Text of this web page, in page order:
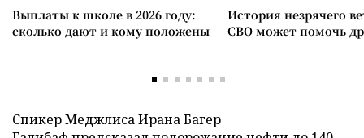
Выплаты к школе в 2026 году:
сколько дают и кому положены
История незрячего
СВО может помочь
Спикер Меджлиса Ирана Багер